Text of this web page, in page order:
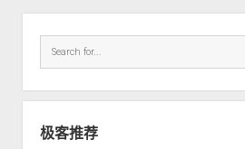
指
南
极客推荐